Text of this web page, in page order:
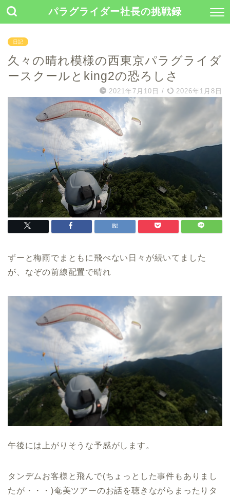
パラグライダー社長の挑戦録
日記
久々の晴れ模様の西東京パラグライダ
ースクールとking2の恐ろしさ
2021年7月10日 / 2026年1月8日
ずーと梅雨でまともに飛べない日々が続いてました
が、なぞの前線配置で晴れ
午後には上がりそうな予感がします。
タンデムお客様と飛んで(ちょっとした事件もありまし
たが・・・)奄美ツアーのお話を聴きながらまったりタ